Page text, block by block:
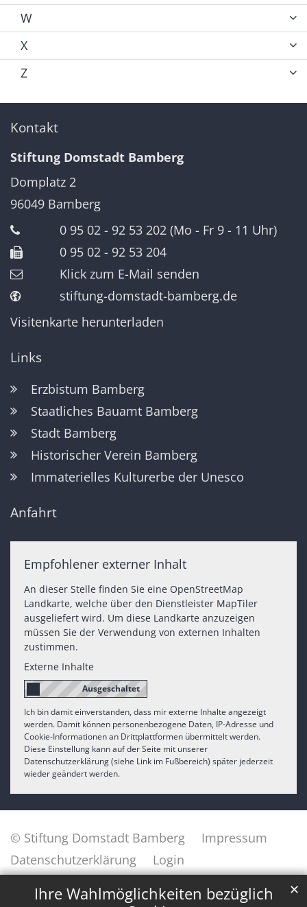
Ihre Wahlmöglichkeiten bezüglich
✕
W
X
Z
Kontakt
Stiftung Domstadt Bamberg
Domplatz 2
96049 Bamberg
0 95 02 - 92 53 202 (Mo - Fr 9 - 11 Uhr)
0 95 02 - 92 53 204
Klick zum E-Mail senden
stiftung-domstadt-bamberg.de
Visitenkarte herunterladen
Links
Erzbistum Bamberg
Staatliches Bauamt Bamberg
Stadt Bamberg
Historischer Verein Bamberg
Immaterielles Kulturerbe der Unesco
Anfahrt
Empfohlener externer Inhalt
An dieser Stelle finden Sie eine OpenStreetMap
Landkarte, welche über den Dienstleister MapTiler
ausgeliefert wird. Um diese Landkarte anzuzeigen
müssen Sie der Verwendung von externen Inhalten
zustimmen.
Externe Inhalte
Ich bin damit einverstanden, dass mir externe Inhalte angezeigt
werden. Damit können personenbezogene Daten, IP-Adresse und
Cookie-Informationen an Drittplattformen übermittelt werden.
Diese Einstellung kann auf der Seite mit unserer
Datenschutzerklärung (siehe Link im Fußbereich) später jederzeit
wieder geändert werden.
© Stiftung Domstadt Bamberg
Impressum
Datenschutzerklärung
Login